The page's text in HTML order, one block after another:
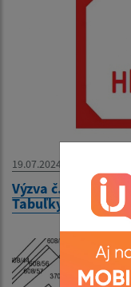
19.07.2024
Výzva č. 189/2024
Tabuľky s